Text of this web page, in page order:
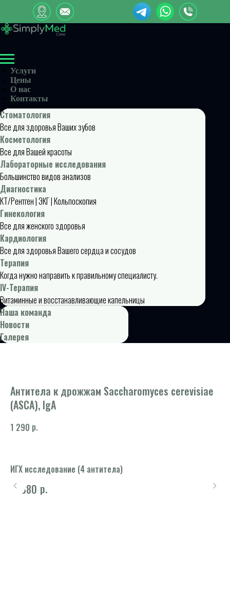
Услуги
Цены
О нас
Контакты
Стоматология
Все для здоровья Ваших зубов
Косметология
Все для Вашей красоты
Лабораторные исследования
Большинство видов анализов
Диагностика
КТ/Рентген | ЭКГ | Кольпоскопия
Гинекология
Все для женского здоровья
Кардиология
Все для здоровья Вашего сердца и сосудов
Терапия
Когда нужно направить к правильному специалисту.
IV-Терапия
Витаминные и восстанавливающие капельницы
Наша команда
Новости
Галерея
Антитела к дрожжам Sacchаromyces cerevisiae
(ASCA), IgA
1 290 р.
ИГХ исследование (4 антитела)
11 880 р.